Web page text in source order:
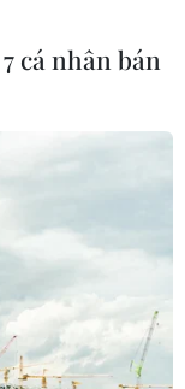
cá nhân bán